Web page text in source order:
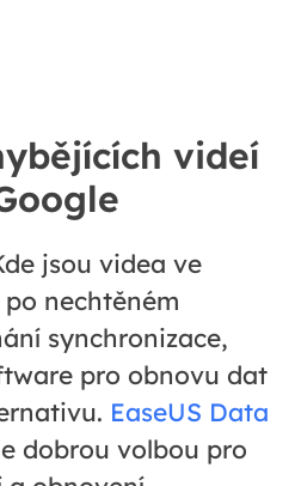
videí
jsou videa ve
nechtěném
synchronizace,
pro obnovu dat
EaseUS Data
dobrou volbou pro